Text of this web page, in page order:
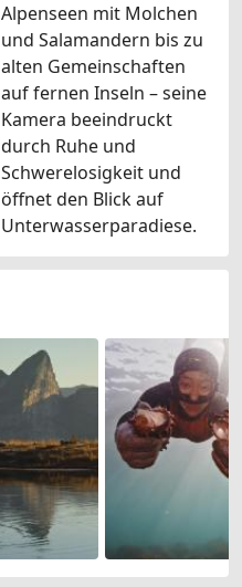
Alpenseen mit Molchen
und Salamandern bis zu
alten Gemeinschaften
auf fernen Inseln – seine
Kamera beeindruckt
durch Ruhe und
Schwerelosigkeit und
öffnet den Blick auf
Unterwasserparadiese.